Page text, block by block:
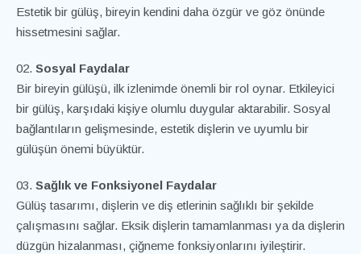
Estetik bir gülüş, bireyin kendini daha özgür ve göz önünde
hissetmesini sağlar.
Sosyal Faydalar
Bir bireyin gülüşü, ilk izlenimde önemli bir rol oynar. Etkileyici
bir gülüş, karşıdaki kişiye olumlu duygular aktarabilir. Sosyal
bağlantıların gelişmesinde, estetik dişlerin ve uyumlu bir
gülüşün önemi büyüktür.
Sağlık ve Fonksiyonel Faydalar
Gülüş tasarımı, dişlerin ve diş etlerinin sağlıklı bir şekilde
çalışmasını sağlar. Eksik dişlerin tamamlanması ya da dişlerin
düzgün hizalanması, çiğneme fonksiyonlarını iyileştirir.